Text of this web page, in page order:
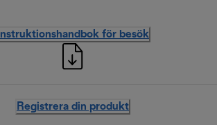
Instruktionshandbok för besök
Registrera din produkt